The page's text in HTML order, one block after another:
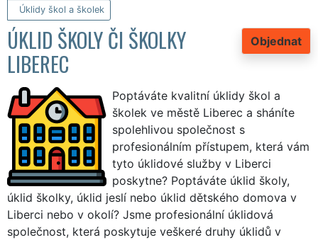
Úklidy škol a školek
Objednat
ÚKLID ŠKOLY ČI ŠKOLKY
LIBEREC
Poptáváte kvalitní úklidy škol a
školek ve městě Liberec a sháníte
spolehlivou společnost s
profesionálním přístupem, která vám
tyto úklidové služby v Liberci
poskytne? Poptáváte úklid školy,
úklid školky, úklid jeslí nebo úklid dětského domova v
Liberci nebo v okolí? Jsme profesionální úklidová
společnost, která poskytuje veškeré druhy úklidů v